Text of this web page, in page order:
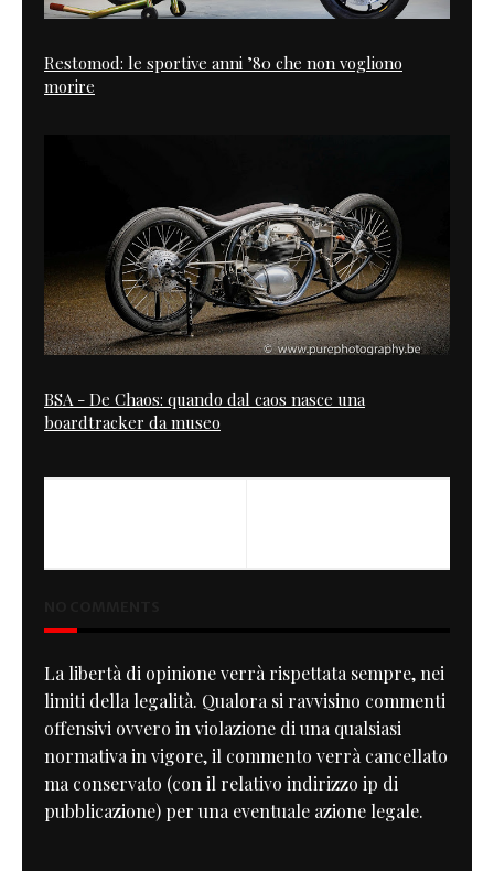
Restomod: le sportive anni ’80 che non vogliono
morire
BSA - De Chaos: quando dal caos nasce una
boardtracker da museo
La libertà di opinione verrà rispettata sempre, nei
limiti della legalità. Qualora si ravvisino commenti
offensivi ovvero in violazione di una qualsiasi
normativa in vigore, il commento verrà cancellato
ma conservato (con il relativo indirizzo ip di
pubblicazione) per una eventuale azione legale.